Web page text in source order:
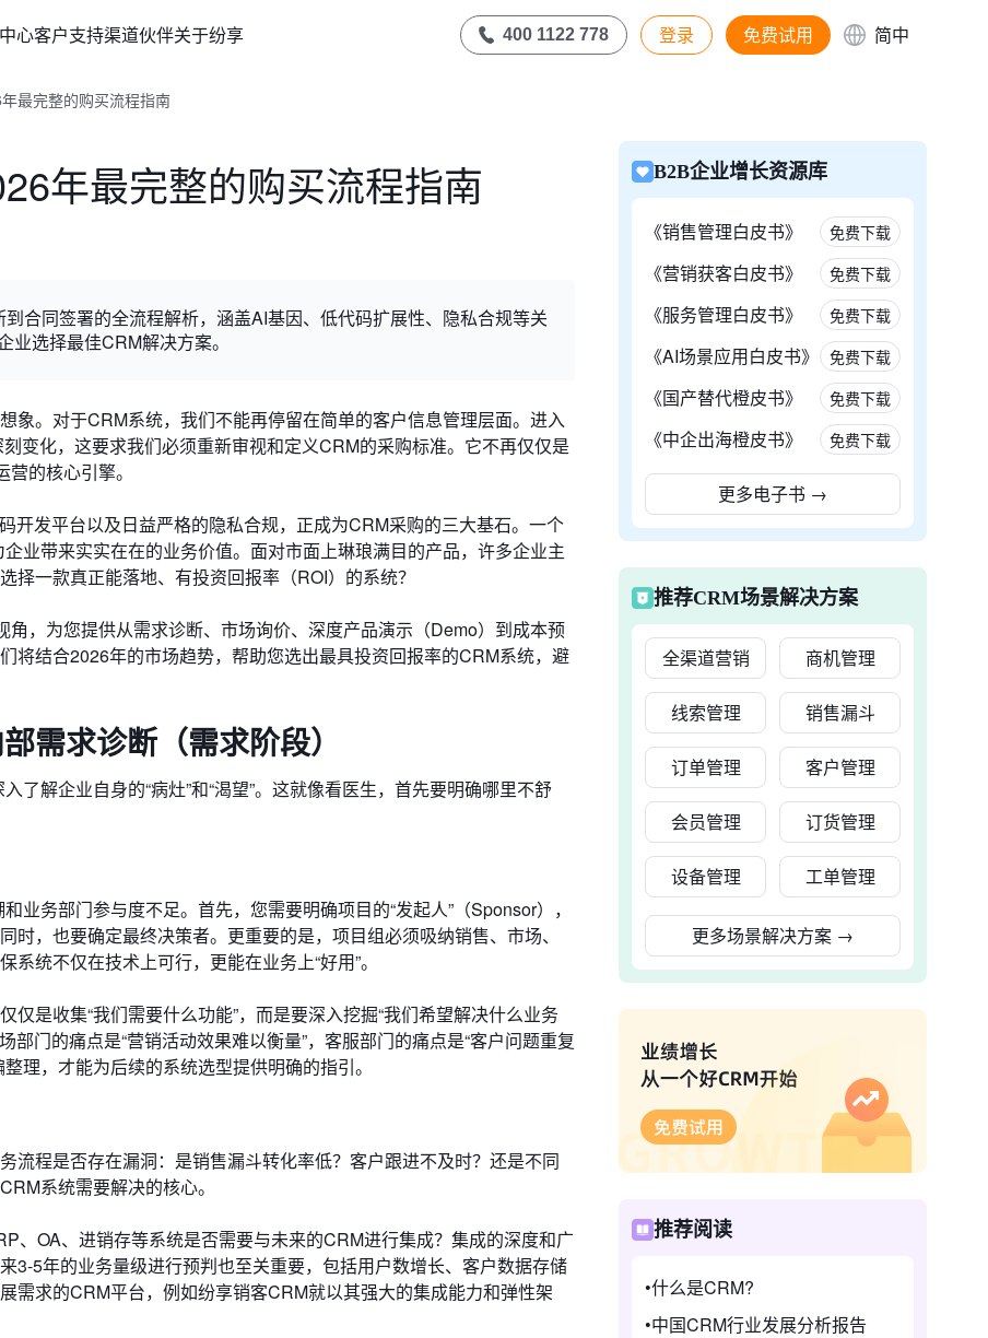
心客户支持渠道伙伴关于纷享 400 1122 778 登录 免费试用 简中
最完整的购买流程指南
年最完整的购买流程指南
合同签署的全流程解析，涵盖AI基因、低代码扩展性、隐私合规等关
选择最佳CRM解决方案。
象。对于CRM系统，我们不能再停留在简单的客户信息管理层面。进入
变化，这要求我们必须重新审视和定义CRM的采购标准。它不再仅仅是
的核心引擎。
开发平台以及日益严格的隐私合规，正成为CRM采购的三大基石。一个
业带来实实在在的业务价值。面对市面上琳琅满目的产品，许多企业主
一款真正能落地、有投资回报率（ROI）的系统？
角，为您提供从需求诊断、市场询价、深度产品演示（Demo）到成本预
将结合2026年的市场趋势，帮助您选出最具投资回报率的CRM系统，避
需求诊断（需求阶段）
了解企业自身的“病灶”和“渴望”。这就像看医生，首先要明确哪里不舒
业务部门参与度不足。首先，您需要明确项目的“发起人”（Sponsor），
，也要确定最终决策者。更重要的是，项目组必须吸纳销售、市场、
统不仅在技术上可行，更能在业务上“好用”。
是收集“我们需要什么功能”，而是要深入挖掘“我们希望解决什么业务
部门的痛点是“营销活动效果难以衡量”，客服部门的痛点是“客户问题重复
理，才能为后续的系统选型提供明确的指引。
流程是否存在漏洞：是销售漏斗转化率低？客户跟进不及时？还是不同
系统需要解决的核心。
、OA、进销存等系统是否需要与未来的CRM进行集成？集成的深度和广
3-5年的业务量级进行预判也至关重要，包括用户数增长、客户数据存储
需求的CRM平台，例如纷享销客CRM就以其强大的集成能力和弹性架
B2B企业增长资源库
《销售管理白皮书》 免费下载
《营销获客白皮书》 免费下载
《服务管理白皮书》 免费下载
《AI场景应用白皮书》 免费下载
《国产替代橙皮书》 免费下载
《中企出海橙皮书》 免费下载
更多电子书 →
推荐CRM场景解决方案
全渠道营销 商机管理
线索管理 销售漏斗
订单管理 客户管理
会员管理 订货管理
设备管理 工单管理
更多场景解决方案 →
推荐阅读
什么是CRM?
中国CRM行业发展分析报告